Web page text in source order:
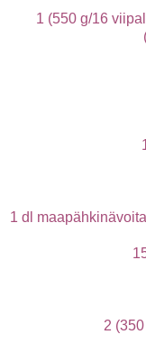
1 (550 g/16
1 dl
2